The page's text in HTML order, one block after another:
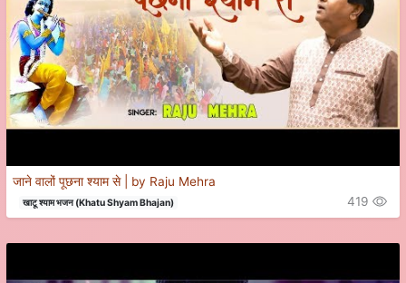
जाने वालों पूछना श्याम से | by Raju Mehra
खाटू श्याम भजन (Khatu Shyam Bhajan) 419